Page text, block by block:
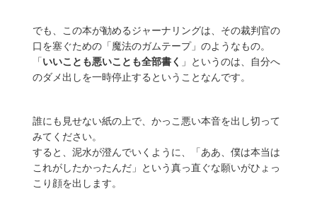
でも、この本が勧めるジャーナリングは、その裁判官の
口を塞ぐための「魔法のガムテープ」のようなもの。
「いいことも悪いことも全部書く 」というのは、自分へ
のダメ出しを一時停止するということなんです。
誰にも見せない紙の上で、かっこ悪い本音を出し切って
みてください。
すると、泥水が澄んでいくように、「ああ、僕は本当は
これがしたかったんだ」という真っ直ぐな願いがひょっ
こり顔を出します。